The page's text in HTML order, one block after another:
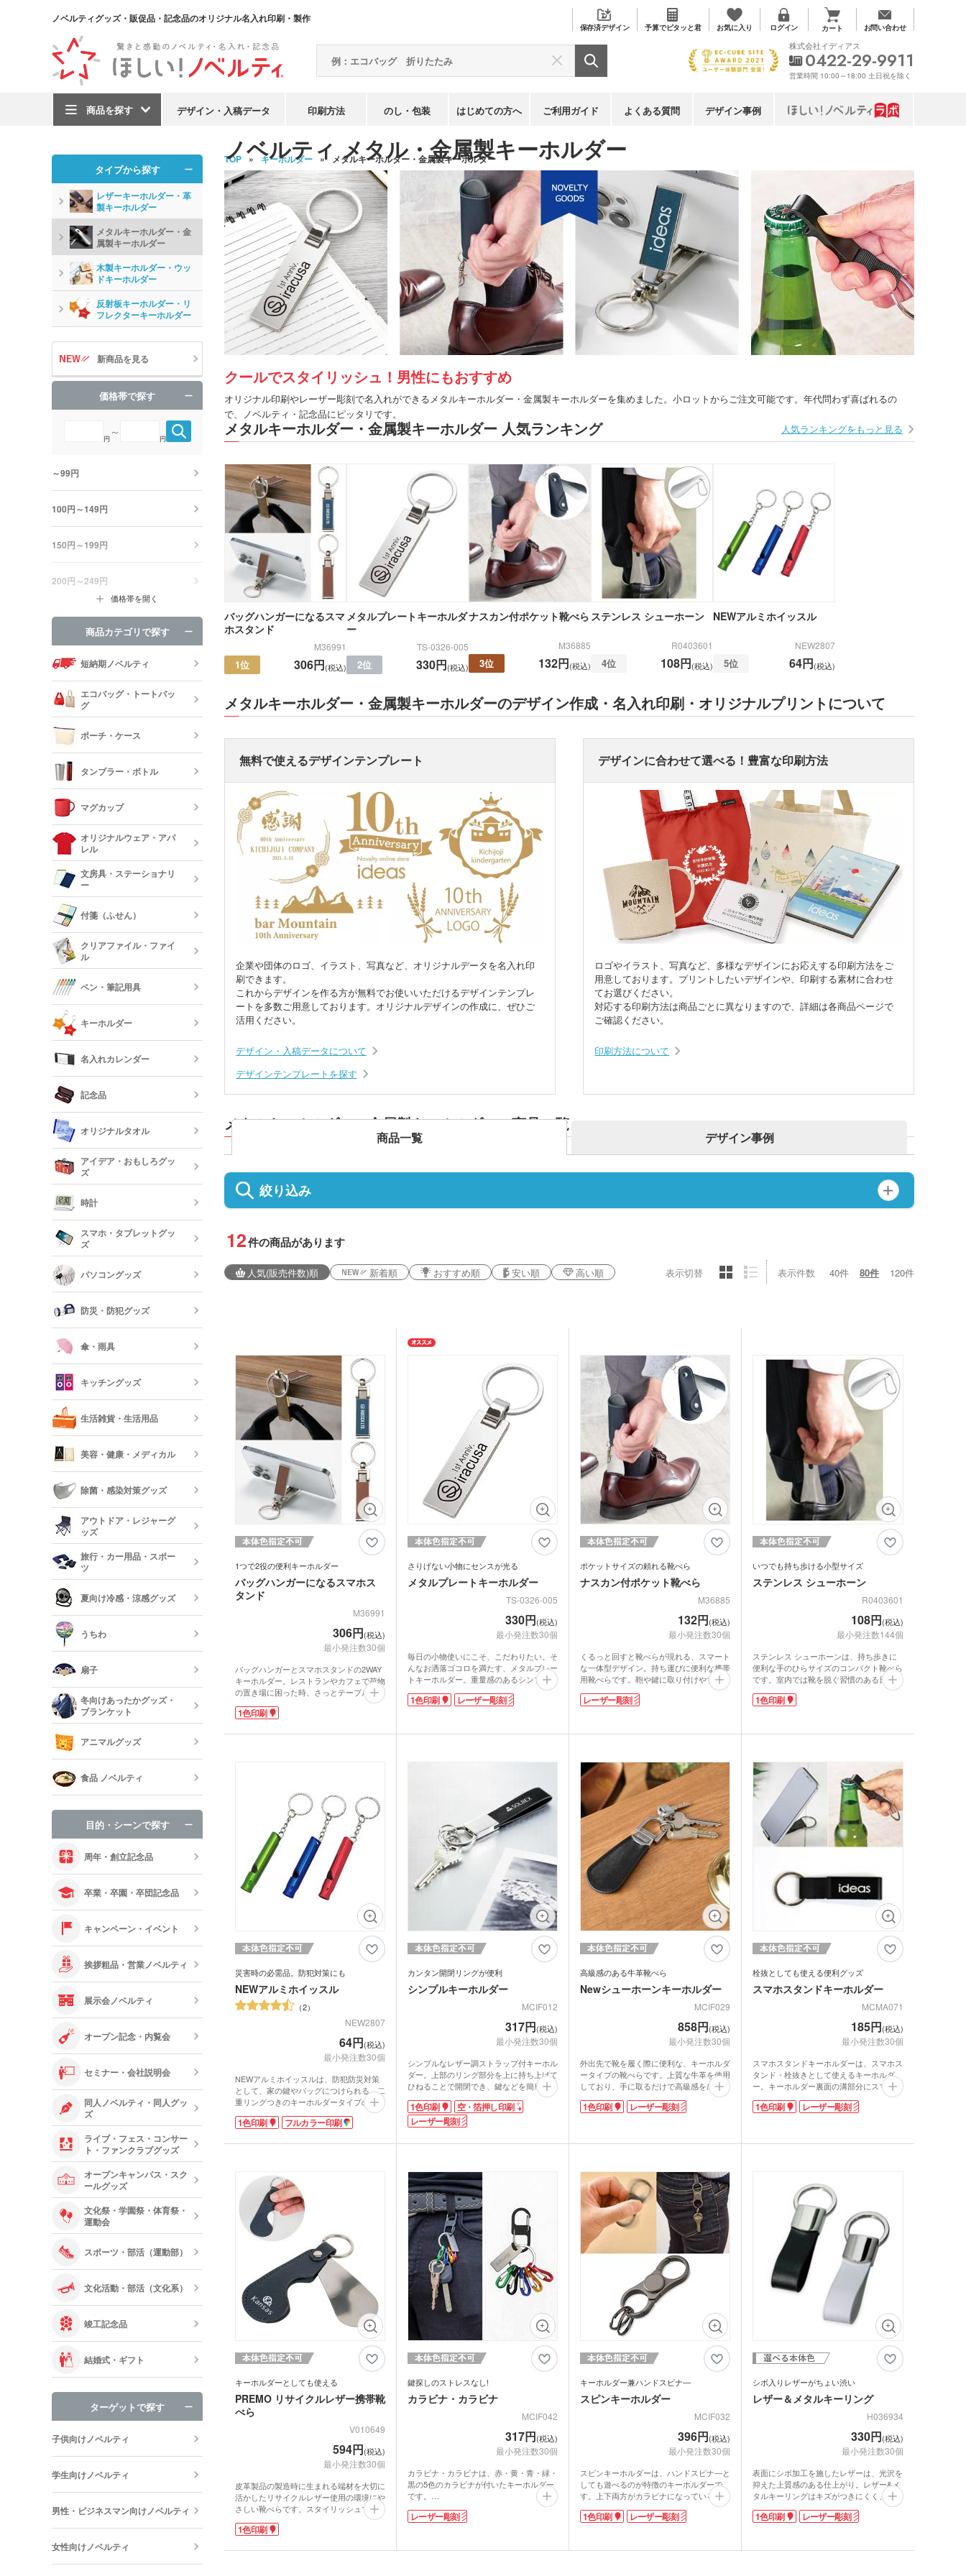
ノベルティグッズ・販促品・記念品のオリジナル名入れ印刷・製作
保存済デザイン 予算でピタッと君 お気に入り ログイン カート お問い合わせ
商品を探す デザイン・入稿データ 印刷方法 のし・包装 はじめての方へ ご利用ガイド よくある質問 デザイン事例
株式会社イディアス
0422-29-9911
営業時間 10:00～18:00 土日祝を除く
TOP キーホルダー メタルキーホルダー・金属製キーホルダー
ノベルティ メタル・金属製キーホルダー
クールでスタイリッシュ！男性にもおすすめ
オリジナル印刷やレーザー彫刻で名入れができるメタルキーホルダー・金属製キーホルダーを集めました。小ロットからご注文可能です。年代問わず喜ばれるの
で、ノベルティ・記念品にピッタリです。
メタルキーホルダー・金属製キーホルダー 人気ランキング 人気ランキングをもっと見る
バッグハンガーになるスマ
ホスタンド
M36991
1位 306円(税込)
メタルプレートキーホルダ
ー
TS-0326-005
2位 330円(税込)
ナスカン付ポケット靴べら
M36885
3位 132円(税込)
ステンレス シューホーン
R0403601
4位 108円(税込)
NEWアルミホイッスル
NEW2807
5位 64円(税込)
メタルキーホルダー・金属製キーホルダーのデザイン作成・名入れ印刷・オリジナルプリントについて
無料で使えるデザインテンプレート
企業や団体のロゴ、イラスト、写真など、オリジナルデータを名入れ印
刷できます。
これからデザインを作る方が無料でお使いいただけるデザインテンプレ
ートを多数ご用意しております。オリジナルデザインの作成に、ぜひご
活用ください。
デザイン・入稿データについて
デザインテンプレートを探す
デザインに合わせて選べる！豊富な印刷方法
ロゴやイラスト、写真など、多様なデザインにお応えする印刷方法をご
用意しております。プリントしたいデザインや、印刷する素材に合わせ
てお選びください。
対応する印刷方法は商品ごとに異なりますので、詳細は各商品ページで
ご確認ください。
印刷方法について
メタルキーホルダー・金属製キーホルダー 商品一覧
商品一覧 デザイン事例
絞り込み
12件の商品があります
人気(販売件数)順 新着順 おすすめ順 安い順 高い順 表示切替 表示件数 40件 80件 120件
1つで2役の便利キーホルダー
バッグハンガーになるスマホス
タンド
M36991
306円(税込)
最小発注数30個
バッグハンガーとスマホスタンドの2WAY
キーホルダー。レストランやカフェで荷物
の置き場に困った時、さっとテーブルに掛
ければ即席の吊り下げフックに。床にバッ
グを置かなくてすむので衛生的。狭い店内
ホスタンドにもなる優れもの。動画の視聴
が可能。カバンなどに付けて持ち歩いても
らえるので、宣伝効果もバッチリですよ。
1色印刷
さりげない小物にセンスが光る
メタルプレートキーホルダー
TS-0326-005
330円(税込)
最小発注数30個
毎日の小物使いにこそ、こだわりたい。そ
んなお洒落ゴコロを満たす、メタルプレー
トキーホルダー。重量感のあるシンプルな
デザインが、持つ人のセンスを感じさせる
一品です。
1色印刷 レーザー彫刻
ポケットサイズの頼れる靴べら
ナスカン付ポケット靴べら
M36885
132円(税込)
最小発注数30個
くるっと回すと靴べらが現れる、スマート
な一体型デザイン。持ち運びに便利な携帯
用靴べらです。鞄や鍵に取り付けやすいナ
スカン付きで、必要なときにサッと使えて
外出先でもスマートに靴が履けます。
いサイズのため、営業先でのノベルティや
ムです。
レーザー彫刻
いつでも持ち歩ける小型サイズ
ステンレス シューホーン
R0403601
108円(税込)
最小発注数144個
ステンレス シューホーンは、持ち歩きに
便利な手のひらサイズのコンパクト靴べら
です。室内では靴を脱ぐ習慣のある日本で
は、外出先に靴べらを持っていると重宝し
ますよ。ボールチェーン付きなので、キー
慌てて靴を履いてかかとを踏み潰すと型崩
ば靴の傷みも軽減します。ビジネスマンの
足もとは意外に見られているもの。靴を大
切に扱う人は仕事を任せても安心な印象で
すよね!
名入れは1色印刷が可能。プチプラでかさ
ばらないサイズなので、営業先や展示会で
大量に配布したい時におすすめです。
1色印刷
災害時の必需品。防犯対策にも
NEWアルミホイッスル
2
NEW2807
64円(税込)
最小発注数30個
NEWアルミホイッスルは、防犯防災対策
として、家の鍵やバッグにつけられる、二
重リングつきのキーホルダータイプのホイ
ッスルです。
アルミ製で良く音が出るようになってお
犯キャンペーンでのばら撒きにも適した、
本体の名入れスペースに企業名や店名を入
れて、さり気なく日常的にアピールできま
すね。貰って嬉しいノベルティです。
1色印刷 フルカラー印刷
カンタン開閉リングが便利
シンプルキーホルダー
MCIF012
317円(税込)
最小発注数30個
シンプルなレザー調ストラップ付キーホル
ダー。上部のリング部分を上に持ち上げて
ひねることで開閉でき、鍵などを簡単に取
り付けられます。ミニダブルリングも付属
しているので、たくさんキーホルダーを付
けたい人にも便利です。
刷が可能です。企業ロゴを入れた展示会ノ
すすめです。
1色印刷
空・箔押し印刷
レーザー彫刻
高級感のある牛革靴べら
Newシューホーンキーホルダー
MCIF029
858円(税込)
最小発注数30個
外出先で靴を履く際に便利な、キーホルダ
ータイプの靴べらです。上質な牛革を使用
しており、手に取るだけで高級感を感じら
れる仕上がり。キーホルダーとして使える
輪っかが3つ付いているため、複数の鍵や
能。オリジナルキーホルダー(靴べら)が作
シーンに最適です。
1色印刷 レーザー彫刻
栓抜としても使える便利グッズ
スマホスタンドキーホルダー
MCMA071
185円(税込)
最小発注数30個
スマホスタンドキーホルダーは、スマホス
タンド・栓抜きとして使えるキーホルダ
ー。キーホルダー裏面の溝部分にスマホを
立てれば、スマホスタンドとして使用可能
です。溝部分は、瓶の栓抜としても使える
ます。
ドアシーンや、お酒を提供するフェスイベ
ントにオススメのノベルティです。
1色印刷 レーザー彫刻
キーホルダーとしても使える
PREMO リサイクルレザー携帯靴
べら
V010649
594円(税込)
最小発注数30個
皮革製品の製造時に生まれる端材を大切に
活かしたリサイクルレザー使用の環境にや
さしい靴べらです。スタイリッシュで高級
感のある仕上がりは、身だしなみに気を遣
うビジネスパーソンに最適。リング付きで
携帯性も抜群です。
1色印刷
鍵探しのストレスなし!
カラビナ・カラビナ
MCIF042
317円(税込)
最小発注数30個
カラビナ・カラビナは、赤・黄・青・緑・
黒の5色のカラビナが付いたキーホルダー
です。
赤は家の鍵、黄色は会社の鍵、などひと目
で使いたいカギを探せるのでとても便利。
腰に付けたり、バッグに付けたり、使い方
レーザー彫刻
キーホルダー兼ハンドスピナ―
スピンキーホルダー
MCIF032
396円(税込)
最小発注数30個
スピンキーホルダーは、ハンドスピナ―と
しても遊べるのが特徴のキーホルダーで
す。上下両方がカラビナになっているの
で、取り外し楽々。
程よい光沢と重みのあるガンメタルの本体
す。
1色印刷 レーザー彫刻
シボ入りレザーがちょい渋い
レザー＆メタルキーリング
H036934
330円(税込)
最小発注数30個
表面にシボ加工を施したレザーは、光沢を
抑えた上質感のある仕上がり。レザー&メ
タルキーリングはキズがつきにくく、目立
ちにくいというメリットもあります。
リサイクルレザーは革の切れ端やくずなど
が特徴です。
1色印刷 レーザー彫刻
タイプから探す
レザーキーホルダー・革
製キーホルダー
メタルキーホルダー・金
属製キーホルダー
木製キーホルダー・ウッ
ドキーホルダー
反射板キーホルダー・リ
フレクターキーホルダー
新商品を見る
価格帯で探す
円
～
円
～99円
100円～149円
150円～199円
200円～249円
価格帯を開く
商品カテゴリで探す
短納期ノベルティ
エコバッグ・トートバッ
グ
ッグ
(8oz～)
巾着・リュック・ナップサ
ック
不織布トートバッグ
保冷バッグ・レジかごバッ
ランチトートバッグ サコッシュ マルシェバッグ
ジュートバッグ・コットン
リネンバッグ
デニムバッグ おしゃれトートバッグ
スクエアトート
オーガニックコットンバッ
ポリエステルトートバッグ
ロープハンドルバッグ
短納期エコバッグ・トート
バッグ・巾着
ポーチ・ケース
キャンバスポーチ ポリエステルポーチ クリア・ビニールポーチ
デニムポーチ 本革・レザー調ポーチ フラットポーチ
コスメポーチ
スマホショルダー・スマホ
ポーチ
短納期ポーチ
タンブラー・ボトル
ステンレスタンブラー・ア
ルミタンブラー
台紙タンブラー（カスタム
デザインタンブラー）
プラスチックタンブラー
保冷・保温タンブラー
ステンレスボトル・マグボ
アルミボトル・マウンテン
ボトル（カラビナ付）
クリアボトル・プラスチッ
クボトル
スープジャー・フードポッ
ト
ミニボトル・ポケットボト
水筒・魔法瓶
ラス
トルホルダー
短納期タンブラー・ボトル
マグカップ
陶器マグカップ・磁器マグ
ガラスマグカップ
プラスチックマグカップ・
バンブーマグカップ
ステンレスマグカップ 湯のみ
オリジナルウェア・アパ
レル
オリジナルTシャツ(半袖・
長袖)
オリジナルポロシャツ(半
袖・長袖)
オリジナルドライTシャツ・
ドライウェア(半袖・長袖)
オリジナルロンT・長袖Tシ
オリジナルキッズウェア オリジナルユニフォーム
文房具・ステーショナリ
ー
メモ帳 ノート・手帳 マグネット
クリップ
バインダー・クリップボー
ド
フォトフレーム
クリーナー ペン立て・トレイ
ダー・名刺入れ
プ
付箋（ふせん）
オリジナル付箋 ノベルティ付箋 短納期付箋（ふせん）
クリアファイル・ファイ
ル
オリジナルクリアファイル
名入れクリアファイル（箔
押し・シルク）
ドキュメントファイル・そ
の他ファイル
短納期クリアファイル
ペン・筆記用具
フリクション ボールペン(単色)
多機能ペン(タッチ・シャー
プペン付など)
キーホルダー
レザーキーホルダー・革製
反射板キーホルダー・リフ
名入れカレンダー
卓上カレンダー 壁掛けカレンダー
記念品
記念品 ボトル・水筒
記念品 グラス
記念品 ステーショナリ
ー・文房具
記念品 写真立て・フォト
記念品 モバイルバッテリ
記念品 傘・日傘
オリジナルタオル
オリジナルフェイスタオル
オリジナルバスタオル 名入れタオル・粗品タオル ノベルティタオル
アイデア・おもしろグッ
ズ
時計
スマホ・タブレットグッ
ズ
モバイル スマホケース スマホリング スマホ関連アクセサリー
短納期スマホ・タブレット
グッズ
パソコングッズ
防災・防犯グッズ
防災セット・非常持出袋 ラジオ
反射板・リフレクター 防犯ブザー・ホイッスル アルミブランケット他
傘・雨具
傘カバー・雨具
キッチングッズ
箸・カトラリー・スプーン オリジナル コースター
ランチボックス・お弁当
箱・フードポット
食器 キッチン 消耗品 キッチン雑貨
生活雑貨・生活用品
フォトフレーム・ピクチャ
ーボード
ライト・ランタン ウェットティッシュ
ティッシュ・ボックスティ
ッシュ
掃除・洗濯グッズ バスグッズ
収納グッズ ドライバー・工具 消臭・芳香剤・アロマ
靴べら・バッグハンガー他
美容・健康・メディカル
美容・コスメ 健康グッズ ミラー
名入れマスク(オリジナル印
刷)
マスク(既製品)
除菌・感染対策グッズ
名入れマスク(オリジナル印
マスク(既製品) マスクケース
ハンド・除菌関連グッズ
アウトドア・レジャーグ
ッズ
アウトドア 食器・調理器具
レジャーシート・折りたた
みチェア
ランタン
マルチツール・双眼鏡他
旅行・カー用品・スポー
ツ
夏向け冷感・涼感グッズ
保冷剤・冷却パック・氷の
扇風機
クールタオル
うちわ
オリジナルうちわ ノベルティうちわ
扇子
冬向けあったかグッズ・
ブランケット
ノベルティブランケット カイロ・湯たんぽ
手袋・ネックウォーマー他
アニマルグッズ
食品 ノベルティ
オリジナルお菓子
食料品・調味料（グルメギ
フト・既製品）
目的・シーンで探す
周年・創立記念品
卒業・卒園・卒団記念品
キャンペーン・イベント
挨拶粗品・営業ノベルティ
展示会ノベルティ
オープン記念・内覧会
セミナー・会社説明会
同人ノベルティ・同人グッ
ズ
ライブ・フェス・コンサー
ト・ファンクラブグッズ
オープンキャンパス・スク
ールグッズ
文化祭・学園祭・体育祭・
運動会
スポーツ・部活（運動部）
文化活動・部活（文化系）
竣工記念品
結婚式・ギフト
ターゲットで探す
子供向けノベルティ
学生向けノベルティ
男性・ビジネスマン向けノベルティ
女性向けノベルティ